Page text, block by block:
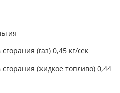
(газ) 0,45 кг/сек
(жидкое топливо) 0,44